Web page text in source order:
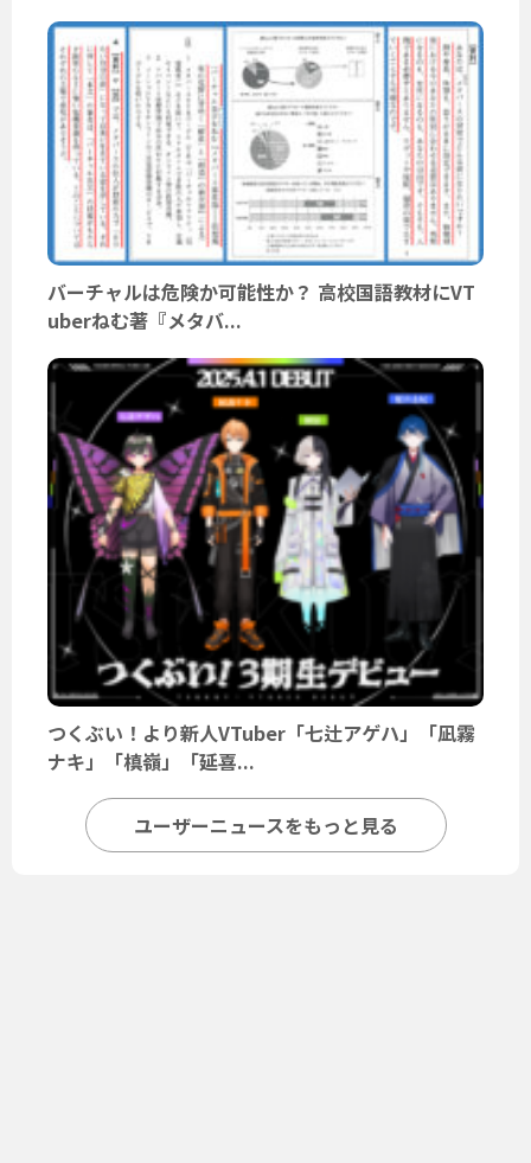
バーチャルは危険か可能性か？ 高校国語教材にVT
uberねむ著『メタバ...
つくぶい！より新人VTuber「七辻アゲハ」「凪霧
ナキ」「槙嶺」「延喜...
ユーザーニュースをもっと見る